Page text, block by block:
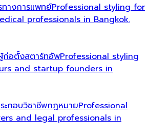
างการแพทย์Professional styling for
professionals in Bangkok.
ก่อตั้งสตาร์ทอัพProfessional styling
and startup founders in
ะกอบวิชาชีพกฎหมายProfessional
and legal professionals in